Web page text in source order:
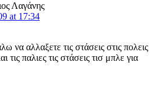
Λαγάνης
at 17:34
να αλλαξετε τις στάσεις στις πολεις
τις παλιες τις στάσεις τισ μπλε για